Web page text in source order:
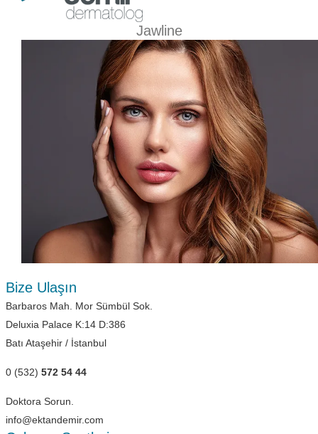
Jawline
Bize Ulaşın
Barbaros Mah. Mor Sümbül Sok.
Deluxia Palace K:14 D:386
Batı Ataşehir / İstanbul
0 (532) 572 54 44
Doktora Sorun.
info@ektandemir.com